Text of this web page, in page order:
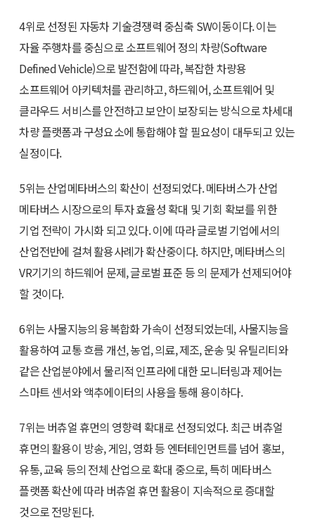
4위로 선정된 자동차 기술경쟁력 중심축 SW이동이다. 이는
자율 주행차를 중심으로 소프트웨어 정의 차량(Software
Defined Vehicle)으로 발전함에 따라, 복잡한 차량용
소프트웨어 아키텍처를 관리하고, 하드웨어, 소프트웨어 및
클라우드 서비스를 안전하고 보안이 보장되는 방식으로 차세대
차량 플랫폼과 구성요소에 통합해야 할 필요성이 대두되고 있는
실정이다.
5위는 산업메타버스의 확산이 선정되었다. 메타버스가 산업
메타버스 시장으로의 투자 효율성 확대 및 기회 확보를 위한
기업 전략이 가시화 되고 있다. 이에 따라 글로벌 기업에서의
산업전반에 걸쳐 활용사례가 확산중이다. 하지만, 메타버스의
VR기기의 하드웨어 문제, 글로벌 표준 등 의 문제가 선제되어야
할 것이다.
6위는 사물지능의 융복합화 가속이 선정되었는데, 사물지능을
활용하여 교통 흐름 개선, 농업, 의료, 제조, 운송 및 유틸리티와
같은 산업분야에서 물리적 인프라에 대한 모니터링과 제어는
스마트 센서와 액추에이터의 사용을 통해 용이하다.
7위는 버츄얼 휴먼의 영향력 확대로 선정되었다. 최근 버츄얼
휴먼의 활용이 방송, 게임, 영화 등 엔터테인먼트를 넘어 홍보,
유통, 교육 등의 전체 산업으로 확대 중으로, 특히 메타버스
플랫폼 확산에 따라 버츄얼 휴먼 활용이 지속적으로 증대할
것으로 전망된다.